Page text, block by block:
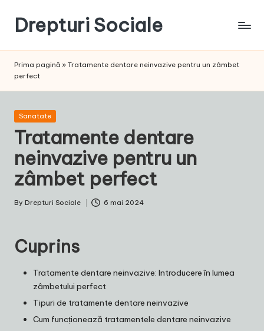
content
Drepturi Sociale
Sociale:
Schimbarea
Noastră!
Prima pagină » Tratamente dentare neinvazive pentru un zâmbet
perfect
Posted
Sanatate
Tratamente dentare
neinvazive pentru un
zâmbet perfect
Posted
By Drepturi Sociale 6 mai 2024
Cuprins
Tratamente dentare neinvazive: Introducere în lumea
zâmbetului perfect
Tipuri de tratamente dentare neinvazive
Cum funcționează tratamentele dentare neinvazive